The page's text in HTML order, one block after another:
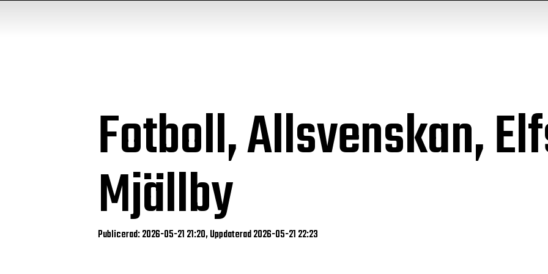
Fotboll, Allsvenskan,
Mjällby
Publicerad: 2026-05-21 21:20, Uppdaterad 2026-05-21 22:23